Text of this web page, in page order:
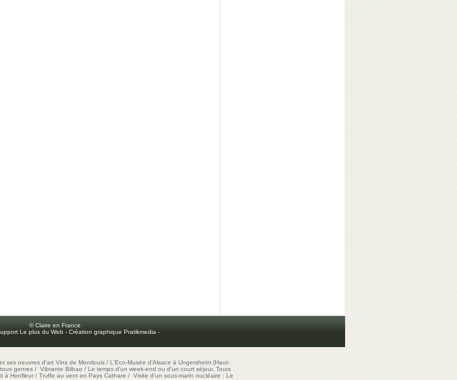
© Claire en France
Le plus du Web - Création graphique Pratikmedia -
ses oeuvres d'art Vins de Montlouis/L'Eco-Musée d'Alsace à Ungersheim (Haut-
genres/Vibrante Bilbao/Le temps d'un week-end ou d'un court séjour, Tours
à Honfleur/Truffe au vent en Pays Cathare/Visite d'un sous-marin nucléaire : Le